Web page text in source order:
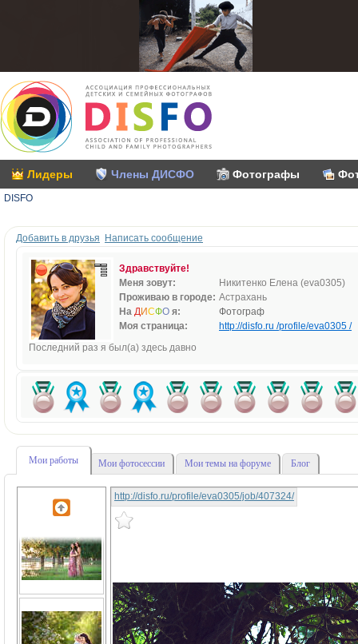
Лидеры Члены ДИСФО Фотографы
DISFO
Добавить в друзья Написать сообщение
Здравствуйте!
Меня зовут:
Никитенко Елена (eva0305)
Проживаю в городе: Астрахань
На ДИСФО я:
Фотограф
Моя страница:
http://disfo.ru /profile/eva0305 /
Последний раз я был(а) здесь давно
Мои работы Мои фотосессии Мои темы на форуме Блог
http://disfo.ru/profile/eva0305/job/407324/